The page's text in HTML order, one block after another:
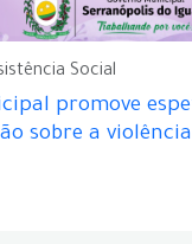
Social
promove
sobre a